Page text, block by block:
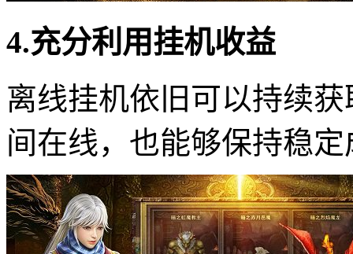
4.充分利用挂机收益
离线挂机依旧可以持续
间在线，也能够保持稳